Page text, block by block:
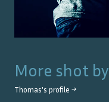
More shot by
Thomas's profile →